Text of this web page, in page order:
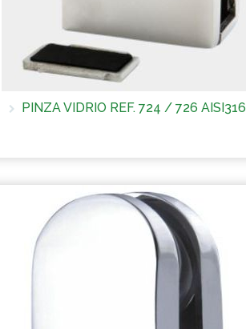
PINZA VIDRIO REF. 724 / 726 AISI316